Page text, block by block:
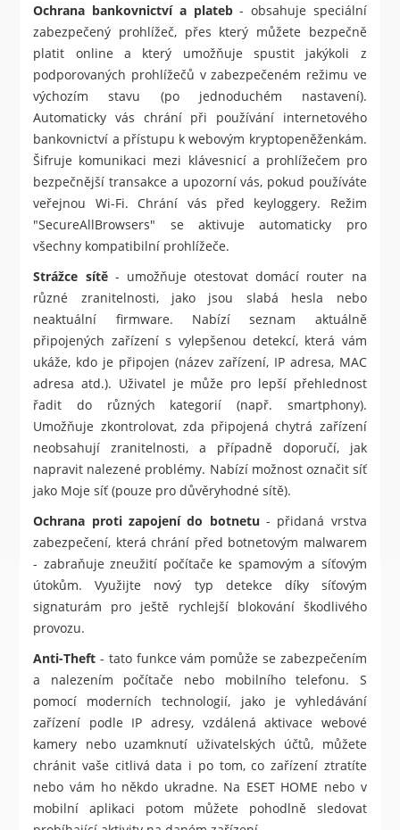
Ochrana bankovnictví a plateb- obsahuje speciální
zabezpečený prohlížeč, přes který můžete bezpečně
platit online a který umožňuje spustit jakýkoli z
podporovaných prohlížečů v zabezpečeném režimu ve
výchozím stavu (po jednoduchém nastavení).
Automaticky vás chrání při používání internetového
bankovnictví a přístupu k webovým kryptopeněženkám.
Šifruje komunikaci mezi klávesnicí a prohlížečem pro
bezpečnější transakce a upozorní vás, pokud používáte
veřejnou Wi-Fi. Chrání vás před keyloggery. Režim
"SecureAllBrowsers" se aktivuje automaticky pro
všechny kompatibilní prohlížeče.
Strážce sítě- umožňuje otestovat domácí router na
různé zranitelnosti, jako jsou slabá hesla nebo
neaktuální firmware. Nabízí seznam aktuálně
připojených zařízení s vylepšenou detekcí, která vám
ukáže, kdo je připojen (název zařízení, IP adresa, MAC
adresa atd.). Uživatel je může pro lepší přehlednost
řadit do různých kategorií (např. smartphony).
Umožňuje zkontrolovat, zda připojená chytrá zařízení
neobsahují zranitelnosti, a případně doporučí, jak
napravit nalezené problémy. Nabízí možnost označit síť
jako Moje síť (pouze pro důvěryhodné sítě).
Ochrana proti zapojení do botnetu - přidaná vrstva
zabezpečení, která chrání před botnetovým malwarem
- zabraňuje zneužití počítače ke spamovým a síťovým
útokům. Využijte nový typ detekce díky síťovým
signaturám pro ještě rychlejší blokování škodlivého
provozu.
Anti-Theft - tato funkce vám pomůže se zabezpečením
a nalezením počítače nebo mobilního telefonu. S
pomocí moderních technologií, jako je vyhledávání
zařízení podle IP adresy, vzdálená aktivace webové
kamery nebo uzamknutí uživatelských účtů, můžete
chránit vaše citlivá data i po tom, co zařízení ztratíte
nebo vám ho někdo ukradne. Na ESET HOME nebo v
mobilní aplikaci potom můžete pohodlně sledovat